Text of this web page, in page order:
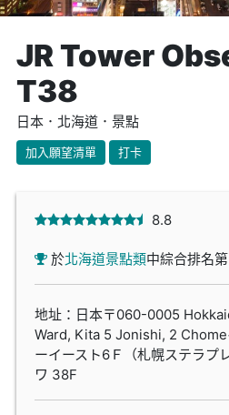
JR Tower
T38
日本．北海道．景點
加入願望清單 打卡
8.8
於北海道景點類中綜合排名
地址：日本〒060-0005
Ward, Kita 5 Jonishi, 2
ーイースト6Ｆ（札幌ステラプ
ワ 38F